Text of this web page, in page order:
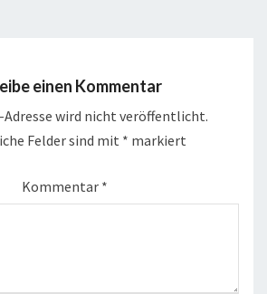
einen Kommentar
Adresse wird nicht veröffentlicht.
Felder sind mit * markiert
Kommentar *